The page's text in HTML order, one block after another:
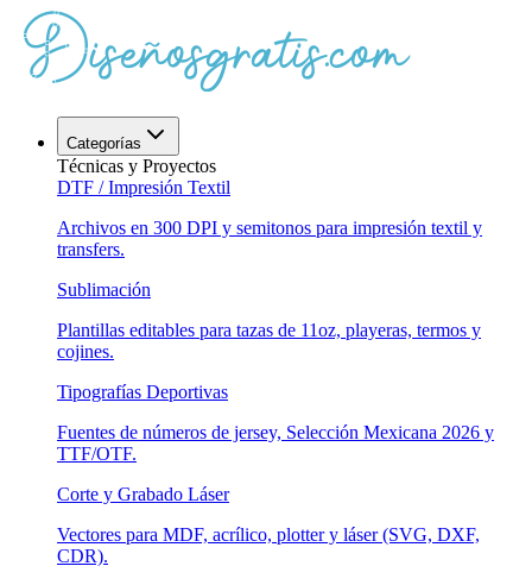
Categorías
Técnicas y Proyectos
DTF / Impresión Textil
Archivos en 300 DPI y semitonos para impresión textil y
transfers.
Sublimación
Plantillas editables para tazas de 11oz, playeras, termos y
cojines.
Tipografías Deportivas
Fuentes de números de jersey, Selección Mexicana 2026 y
TTF/OTF.
Corte y Grabado Láser
Vectores para MDF, acrílico, plotter y láser (SVG, DXF,
CDR).